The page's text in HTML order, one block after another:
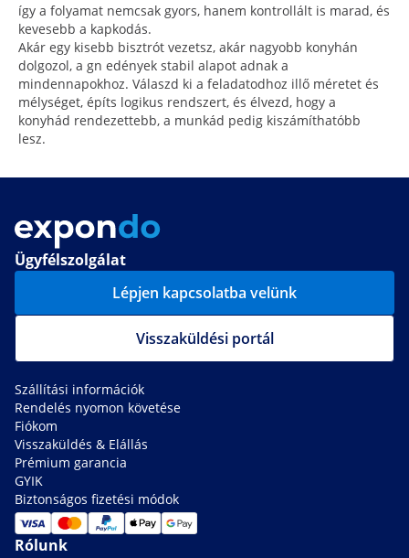
így a folyamat nemcsak gyors, hanem kontrollált is marad, és
kevesebb a kapkodás.
Akár egy kisebb bisztrót vezetsz, akár nagyobb konyhán
dolgozol, a gn edények stabil alapot adnak a
mindennapokhoz. Válaszd ki a feladatodhoz illő méretet és
mélységet, építs logikus rendszert, és élvezd, hogy a
konyhád rendezettebb, a munkád pedig kiszámíthatóbb
lesz.
Ügyfélszolgálat
Lépjen kapcsolatba velünk
Visszaküldési portál
Szállítási információk
Rendelés nyomon követése
Fiókom
Visszaküldés & Elállás
Prémium garancia
GYIK
Biztonságos fizetési módok
Rólunk